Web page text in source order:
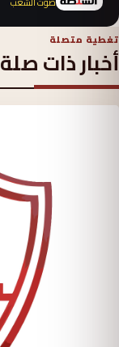
تغطية متصلة
أخبار ذات صلة